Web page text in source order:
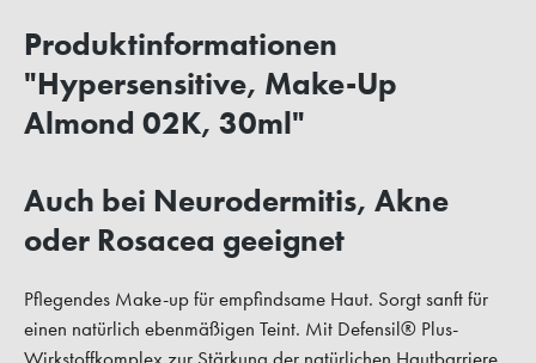
Produktinformationen
"Hypersensitive, Make-Up
Almond 02K, 30ml"
Auch bei Neurodermitis, Akne
oder Rosacea geeignet
Pflegendes Make-up für empfindsame Haut. Sorgt sanft für
einen natürlich ebenmäßigen Teint. Mit Defensil® Plus-